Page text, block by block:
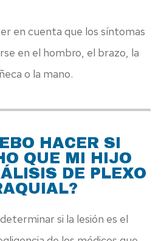
en cuenta que los síntomas
en el hombro, el brazo, la
o la mano.
HACER SI
QUE MI HIJO
DE PLEXO
si la lesión es el